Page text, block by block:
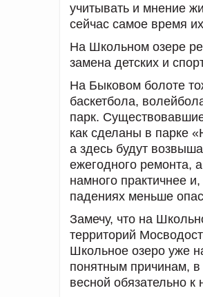
учитывать и мнение
сейчас самое время
На Школьном озере
замена детских и
На Быковом болоте
баскетбола,
парк.
как сделаны в парке
а здесь будут
ежегодного ремонта,
намного практичнее
падениях меньше
Замечу, что на
территорий
Школьное озеро уже
понятным причинам,
весной обязательно к